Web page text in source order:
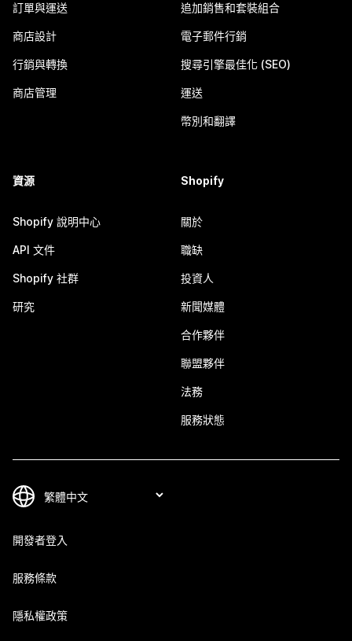
訂單與運送
商店設計
行銷與轉換
商店管理
追加銷售和套裝組合
電子郵件行銷
搜尋引擎最佳化 (SEO)
運送
幣別和翻譯
資源
Shopify 說明中心
API 文件
Shopify 社群
研究
Shopify
關於
職缺
投資人
新聞媒體
合作夥伴
聯盟夥伴
法務
服務狀態
開發者登入
服務條款
隱私權政策